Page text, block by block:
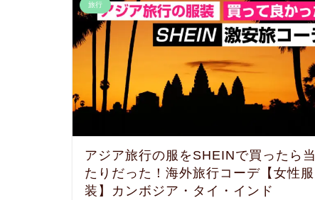
旅行
アジア旅行の服をSHEINで買ったら当
たりだった！海外旅行コーデ【女性服
装】カンボジア・タイ・インド